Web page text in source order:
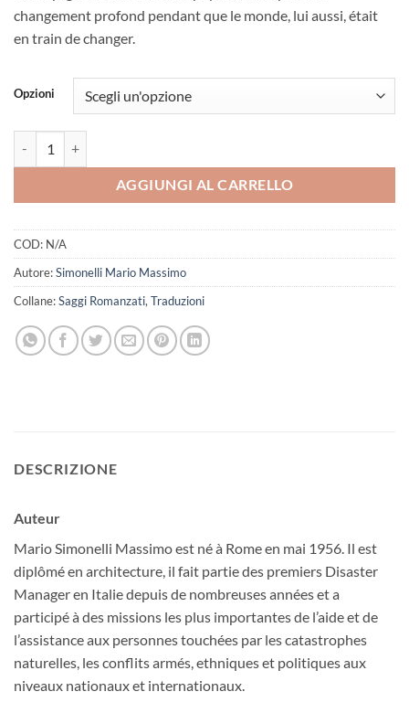
changement profond pendant que le monde, lui aussi, était
en train de changer.
Opzioni
AGGIUNGI AL CARRELLO
COD: N/A
Autore:Simonelli Mario Massimo
Collane:Saggi Romanzati, Traduzioni
DESCRIZIONE
Auteur
Mario Simonelli Massimo est né à Rome en mai 1956. Il est
diplômé en architecture, il fait partie des premiers Disaster
Manager en Italie depuis de nombreuses années et a
participé à des missions les plus importantes de l’aide et de
l’assistance aux personnes touchées par les catastrophes
naturelles, les conflits armés, ethniques et politiques aux
niveaux nationaux et internationaux.